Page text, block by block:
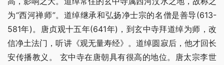
为“西河禅师”。道绰继承和弘扬净士宗的名僧是善导(613-
581年)。唐贞观十五年(641年)，到玄中寺拜道绰为师，改
信净土法门，听讲《观无量寿经》。道绰圆寂后，他才回长
安传播教义。 玄中寺在唐朝具有很高的地位。唐太宗李世